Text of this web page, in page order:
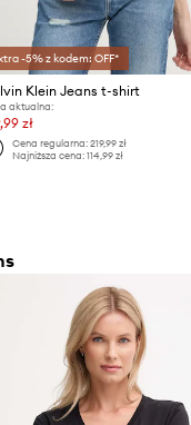
-5% z kodem: OFF*
Klein Jeans t-shirt
aktualna:
zł
Cena regularna: 219,99 zł
Najniższa cena: 114,99 zł